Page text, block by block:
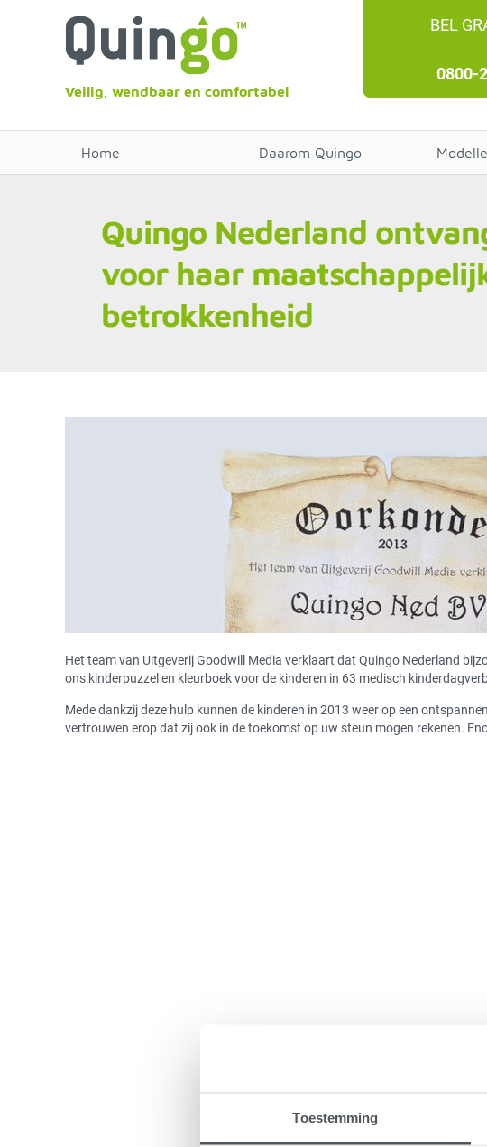
Toestemming
Veilig, wendbaar en comfortabel
BEL
0800-
Home Daarom Quingo
Quingo Nederland
voor haar
betrokkenheid
Het team van Uitgeverij Goodwill Media verklaart dat Quingo Nederland
ons kinderpuzzel en kleurboek voor de kinderen in 63 medisch
Mede dankzij deze hulp kunnen de kinderen in 2013 weer op een
vertrouwen erop dat zij ook in de toekomst op uw steun mogen rekenen.